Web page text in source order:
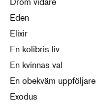
Eden
Elixir
En kolibris liv
En kvinnas val
En obekväm uppföljare
Exodus